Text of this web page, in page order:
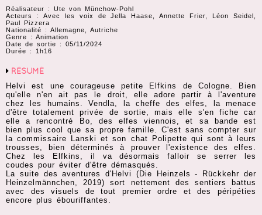
Réalisateur : Ute von Münchow-Pohl
Acteurs : Avec les voix de Jella Haase, Annette Frier, Léon Seidel,
Paul Pizzera
Nationalité : Allemagne, Autriche
Genre : Animation
Date de sortie : 05/11/2024
Durée : 1h16
RÉSUMÉ
Helvi est une courageuse petite Elfkins de Cologne. Bien
qu'elle n'en ait pas le droit, elle adore partir à l'aventure
chez les humains. Vendla, la cheffe des elfes, la menace
d'être totalement privée de sortie, mais elle s'en fiche car
elle a rencontré Bo, des elfes viennois, et sa bande est
bien plus cool que sa propre famille. C'est sans compter sur
la commissaire Lanski et son chat Polipette qui sont à leurs
trousses, bien déterminés à prouver l'existence des elfes.
Chez les Elfkins, il va désormais falloir se serrer les
coudes pour éviter d'être démasqués.
La suite des aventures d'Helvi (Die Heinzels - Rückkehr der
Heinzelmännchen, 2019) sort nettement des sentiers battus
avec des visuels de tout premier ordre et des péripéties
encore plus ébouriffantes.